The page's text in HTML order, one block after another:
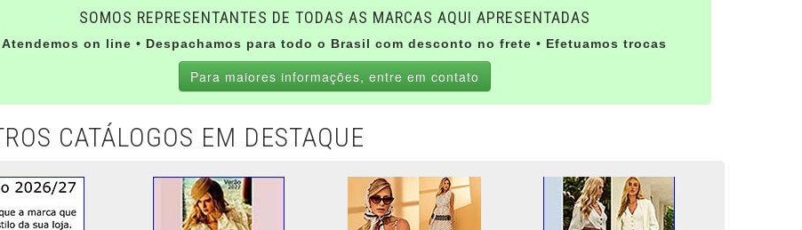
SOMOS REPRESENTANTES DE TODAS AS MARCAS AQUI APRESENTADAS
Atendemos on line • Despachamos para todo o Brasil com desconto no frete • Efetuamos trocas
Para maiores informações, entre em contato
CATÁLOGOS EM DESTAQUE